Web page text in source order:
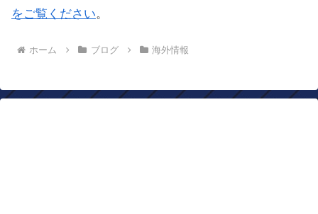
をご覧ください。
ホーム ブログ 海外情報